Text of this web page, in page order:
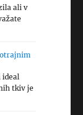
ali v
ideal
tkiv je